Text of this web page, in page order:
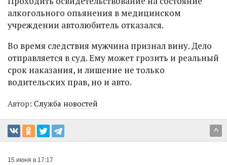
алкогольного опьянения в медицинском
учреждении автолюбитель отказался.
Во время следствия мужчина признал вину. Дело
отправляется в суд. Ему может грозить и реальный
срок наказания, и лишение не только
водительских прав, но и авто.
Автор: Служба новостей
^
15 июня в 17:17